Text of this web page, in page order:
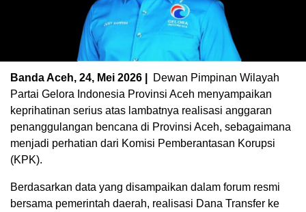
Banda Aceh, 24, Mei 2026 |
Dewan Pimpinan Wilayah
Partai Gelora Indonesia Provinsi Aceh menyampaikan
keprihatinan serius atas lambatnya realisasi anggaran
penanggulangan bencana di Provinsi Aceh, sebagaimana
menjadi perhatian dari Komisi Pemberantasan Korupsi
(KPK).
Berdasarkan data yang disampaikan dalam forum resmi
bersama pemerintah daerah, realisasi Dana Transfer ke